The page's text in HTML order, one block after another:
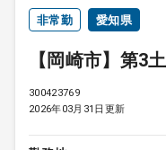
非常勤 愛知県
【岡崎市】第3
300423769
2026年03月31日更新